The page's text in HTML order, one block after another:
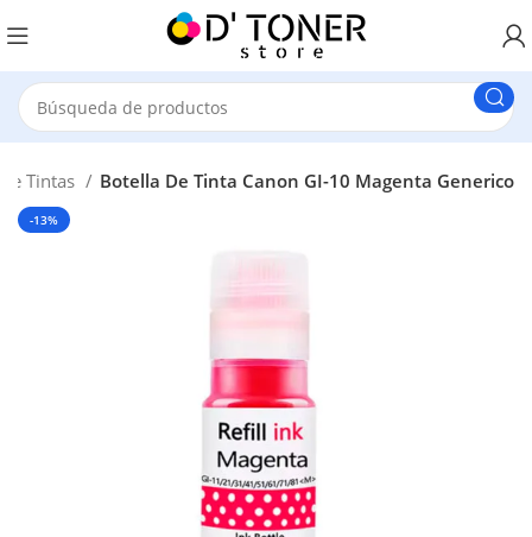
Tintas Botella De Tinta Canon GI-10 Magenta Generico
-13%